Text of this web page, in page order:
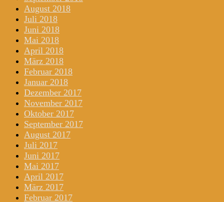
August 2018
Juli 2018
Juni 2018
Mai 2018
April 2018
März 2018
Februar 2018
Januar 2018
Dezember 2017
November 2017
Oktober 2017
September 2017
August 2017
Juli 2017
Juni 2017
Mai 2017
April 2017
März 2017
Februar 2017